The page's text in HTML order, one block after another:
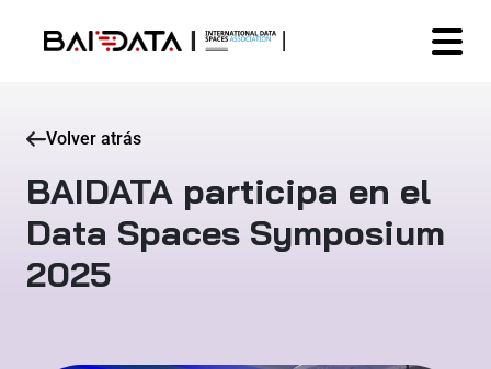
Volver atrás
BAIDATA participa en el
Data Spaces Symposium
2025